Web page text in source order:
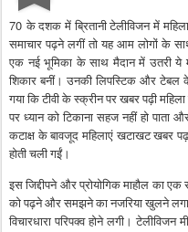
70के दशक में ब्रितानी टेलीविजन में
समाचार पढ़ने लगीं तो यह आम लोगों के
एक नई भूमिका के साथ मैदान में उतरी ये
शिकार बनीं। उनकी लिपस्टिक और टेबल के
गया कि टीवी के स्क्रीन पर खबर पढ़ी
पर ध्यान को टिकाना सहज नहीं हो पाता
कटाक्ष के बावजूद महिलाएं खटाखट खबर
होती चली गईं।
इस जिद्दीपने और प्रोयोगिक माहौल का
को पढ़ने और समझने का नजरिया खुलने
विचारधारा परिपक्व होने लगी।